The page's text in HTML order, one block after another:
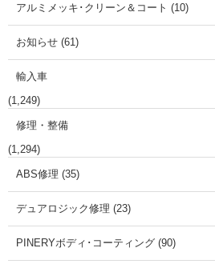
アルミメッキ･クリーン＆コート (10)
お知らせ (61)
輸入車
(1,249)
修理・整備
(1,294)
ABS修理 (35)
デュアロジック修理 (23)
PINERYボディ･コーティング (90)